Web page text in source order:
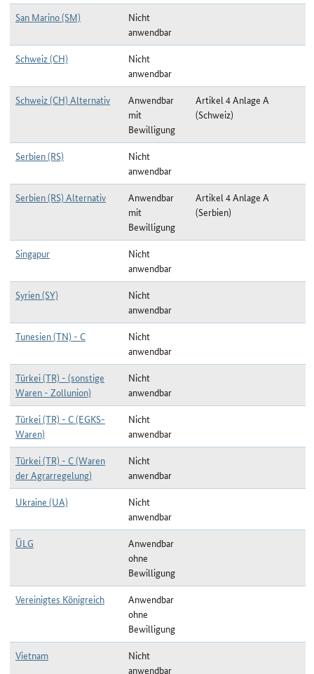
San Marino (SM)
Nicht
anwendbar
Schweiz (CH)
Nicht
anwendbar
Schweiz (CH) Alternativ
Anwendbar
mit
Bewilligung
Artikel 4 Anlage A
(Schweiz)
Serbien (RS)
Nicht
anwendbar
Serbien (RS) Alternativ
Anwendbar
mit
Bewilligung
Artikel 4 Anlage A
(Serbien)
Singapur
Nicht
anwendbar
Syrien (SY)
Nicht
anwendbar
Tunesien (TN) - C
Nicht
anwendbar
Türkei (TR) - (sonstige
Waren - Zollunion)
Nicht
anwendbar
Türkei (TR) - C (EGKS-
Waren)
Nicht
anwendbar
Türkei (TR) - C (Waren
der Agrarregelung)
Nicht
anwendbar
Ukraine (UA)
Nicht
anwendbar
ÜLG
Anwendbar
ohne
Bewilligung
Vereinigtes Königreich
Anwendbar
ohne
Bewilligung
Vietnam
Nicht
anwendbar